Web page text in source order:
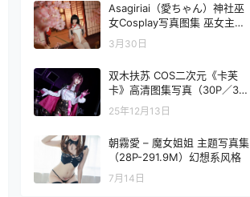
Asagiriai（愛ちゃん）神社巫
女Cosplay写真图集 巫女主题
高清图集 31P (305MB)
3月30日
双木扶苏 COS二次元《卡芙
卡》高清图集写真（30P／33
8.9M）
25年12月13日
朝霧愛 – 魔女姐姐 主题写真集
（28P-291.9M）幻想系风格
7月14日